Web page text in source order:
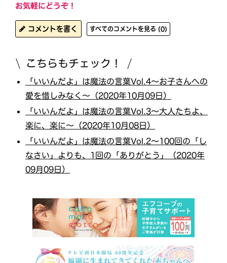
お気軽にどうぞ！
コメントを書く すべてのコメントを見る (0)
こちらもチェック！
「いいんだよ」は魔法の言葉Vol.4～お子さんへの
愛を惜しみなく～（2020年10月09日）
「いいんだよ」は魔法の言葉Vol.3～大人たちよ、
楽に、楽に～（2020年10月08日）
「いいんだよ」は魔法の言葉Vol.2～100回の「し
なさい」よりも、1回の「ありがとう」（2020年
09月09日）